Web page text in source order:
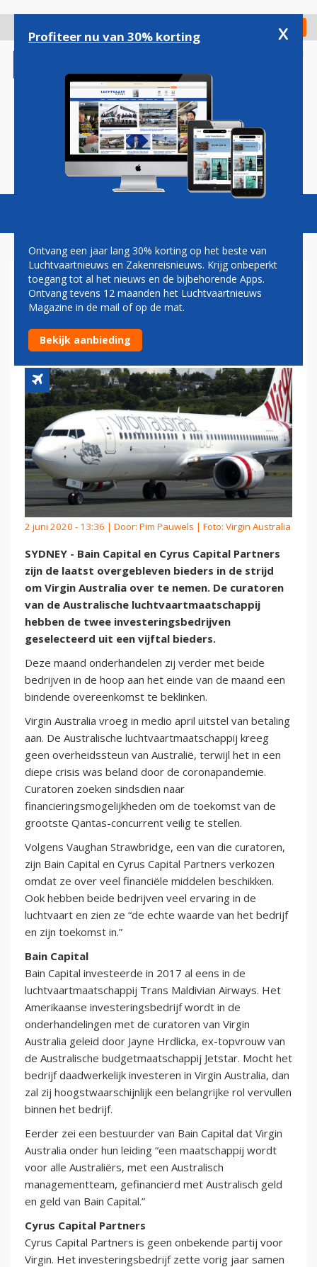
gaan
Check in
Magazine Podcasts Vacatures
NOG TWEE BIEDERS IN DE
RACE VOOR VIRGIN
AUSTRALIA
2 juni 2020 - 13:36 | Door: Pim Pauwels | Foto: Virgin Australia
SYDNEY - Bain Capital en Cyrus Capital Partners
zijn de laatst overgebleven bieders in de strijd
om Virgin Australia over te nemen. De curatoren
van de Australische luchtvaartmaatschappij
hebben de twee investeringsbedrijven
geselecteerd uit een vijftal bieders.
Deze maand onderhandelen zij verder met beide
bedrijven in de hoop aan het einde van de maand een
bindende overeenkomst te beklinken.
Virgin Australia vroeg in medio april uitstel van betaling
aan. De Australische luchtvaartmaatschappij kreeg
geen overheidssteun van Australië, terwijl het in een
diepe crisis was beland door de coronapandemie.
Curatoren zoeken sindsdien naar
financieringsmogelijkheden om de toekomst van de
grootste Qantas-concurrent veilig te stellen.
Volgens Vaughan Strawbridge, een van die curatoren,
zijn Bain Capital en Cyrus Capital Partners verkozen
omdat ze over veel financiële middelen beschikken.
Ook hebben beide bedrijven veel ervaring in de
luchtvaart en zien ze “de echte waarde van het bedrijf
en zijn toekomst in.”
Bain Capital
Bain Capital investeerde in 2017 al eens in de
luchtvaartmaatschappij Trans Maldivian Airways. Het
Amerikaanse investeringsbedrijf wordt in de
onderhandelingen met de curatoren van Virgin
Australia geleid door Jayne Hrdlicka, ex-topvrouw van
de Australische budgetmaatschappij Jetstar. Mocht het
bedrijf daadwerkelijk investeren in Virgin Australia, dan
zal zij hoogstwaarschijnlijk een belangrijke rol vervullen
binnen het bedrijf.
Eerder zei een bestuurder van Bain Capital dat Virgin
Australia onder hun leiding “een maatschappij wordt
voor alle Australiërs, met een Australisch
managementteam, gefinancierd met Australisch geld
en geld van Bain Capital.”
Cyrus Capital Partners
Cyrus Capital Partners is geen onbekende partij voor
Virgin. Het investeringsbedrijf zette vorig jaar samen
Profiteer nu van 30% korting x
Ontvang een jaar lang 30% korting op het beste van
Luchtvaartnieuws en Zakenreisnieuws. Krijg onbeperkt
toegang tot al het nieuws en de bijbehorende Apps.
Ontvang tevens 12 maanden het Luchtvaartnieuws
Magazine in de mail of op de mat.
Bekijk aanbieding